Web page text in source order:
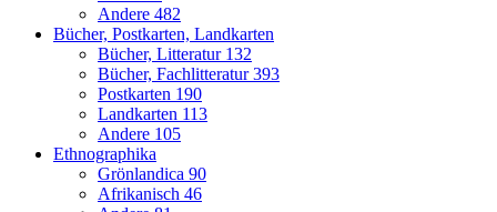
Andere 482
Bücher, Postkarten, Landkarten
Bücher, Litteratur 132
Bücher, Fachlitteratur393
Postkarten 190
Landkarten 113
Andere 105
Ethnographika
Grönlandica 90
Afrikanisch 46